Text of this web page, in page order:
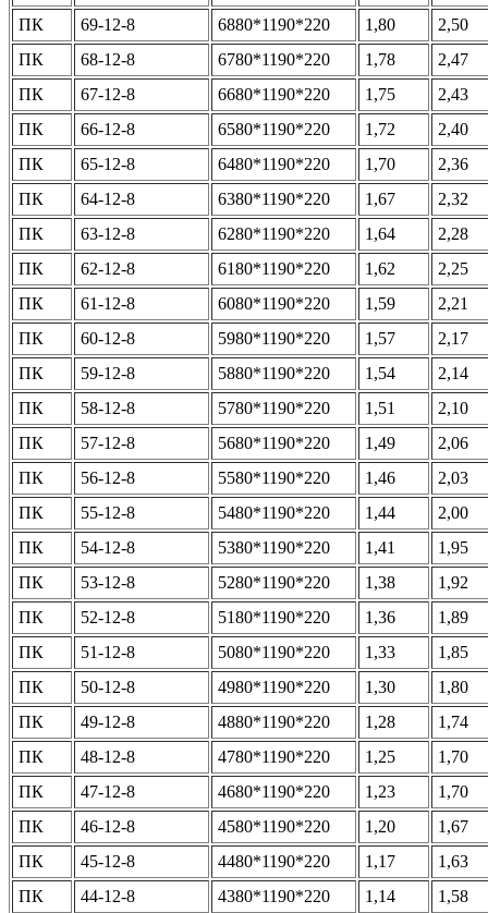
ПК
69-12-8 6880*1190*220 1,80
2,50
ПК
68-12-8 6780*1190*220 1,78
2,47
ПК
67-12-8 6680*1190*220 1,75
2,43
ПК
66-12-8 6580*1190*220 1,72
2,40
ПК
65-12-8 6480*1190*220 1,70
2,36
ПК
64-12-8 6380*1190*220 1,67
2,32
ПК
63-12-8 6280*1190*220 1,64
2,28
ПК
62-12-8 6180*1190*220 1,62
2,25
ПК
61-12-8 6080*1190*220 1,59
2,21
ПК
60-12-8 5980*1190*220 1,57
2,17
ПК
59-12-8 5880*1190*220 1,54
2,14
ПК
58-12-8 5780*1190*220 1,51
2,10
ПК
57-12-8 5680*1190*220 1,49
2,06
ПК
56-12-8 5580*1190*220 1,46
2,03
ПК
55-12-8 5480*1190*220 1,44
2,00
ПК
54-12-8 5380*1190*220 1,41
1,95
ПК
53-12-8 5280*1190*220 1,38
1,92
ПК
52-12-8 5180*1190*220 1,36
1,89
ПК
51-12-8 5080*1190*220 1,33
1,85
ПК
50-12-8 4980*1190*220 1,30
1,80
ПК
49-12-8 4880*1190*220 1,28
1,74
ПК
48-12-8 4780*1190*220 1,25
1,70
ПК
47-12-8 4680*1190*220 1,23
1,70
ПК
46-12-8 4580*1190*220 1,20
1,67
ПК
45-12-8 4480*1190*220 1,17
1,63
ПК
44-12-8 4380*1190*220 1,14
1,58